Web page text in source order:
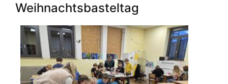
Weihnachtsbasteltag